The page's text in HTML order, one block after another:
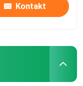
Kontakt